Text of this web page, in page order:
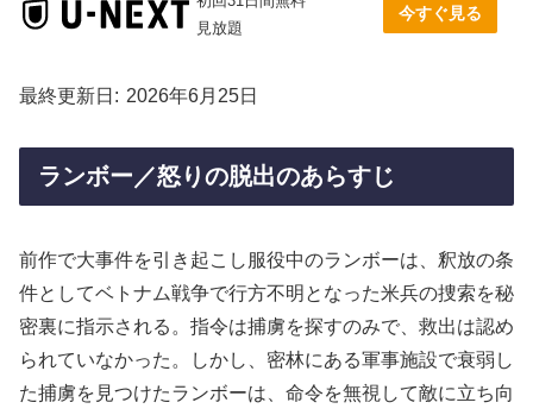
見放題
今すぐ見る
最終更新日 2026年6月25日
ランボー／怒りの脱出のあらすじ
前作で大事件を引き起こし服役中のランボーは、釈放の条
件としてベトナム戦争で行方不明となった米兵の捜索を秘
密裏に指示される。指令は捕虜を探すのみで、救出は認め
られていなかった。しかし、密林にある軍事施設で衰弱し
た捕虜を見つけたランボーは、命令を無視して敵に立ち向